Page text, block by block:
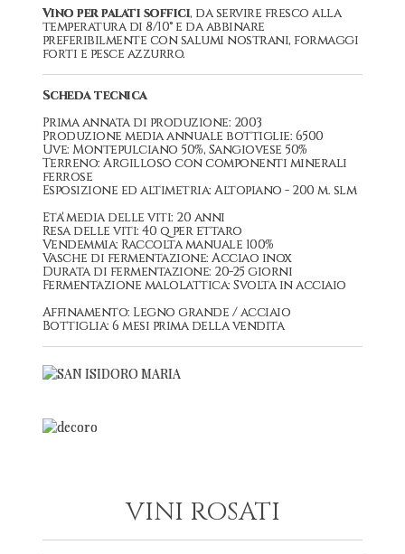
Vino per palati soffici, da servire fresco alla
temperatura di 8/10° e da abbinare
preferibilmente con salumi nostrani, formaggi
forti e pesce azzurro.
Scheda tecnica
Prima annata di produzione: 2003
Produzione media annuale bottiglie: 6500
Uve: Montepulciano 50%, Sangiovese 50%
Terreno: Argilloso con componenti minerali
ferrose
Esposizione ed altimetria: Altopiano - 200 m. slm
Eta' media delle viti: 20 anni
Resa delle viti: 40 q per ettaro
Vendemmia: Raccolta manuale 100%
Vasche di fermentazione: Acciao inox
Durata di fermentazione: 20-25 giorni
Fermentazione malolattica: Svolta in acciaio
Affinamento: Legno grande / acciaio
Bottiglia: 6 mesi prima della vendita
VINI ROSATI